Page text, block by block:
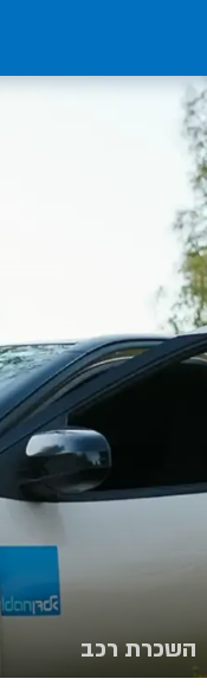
השכרת רכב